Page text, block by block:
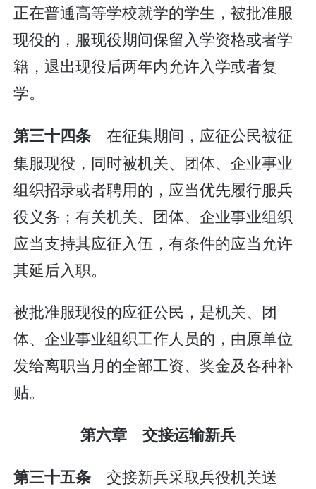
正在普通高等学校就学的学生，被批准服
现役的，服现役期间保留入学资格或者学
籍，退出现役后两年内允许入学或者复
学。
第三十四条 在征集期间，应征公民被征
集服现役，同时被机关、团体、企业事业
组织招录或者聘用的，应当优先履行服兵
役义务；有关机关、团体、企业事业组织
应当支持其应征入伍，有条件的应当允许
其延后入职。
被批准服现役的应征公民，是机关、团
体、企业事业组织工作人员的，由原单位
发给离职当月的全部工资、奖金及各种补
贴。
第六章 交接运输新兵
第三十五条 交接新兵采取兵役机关送